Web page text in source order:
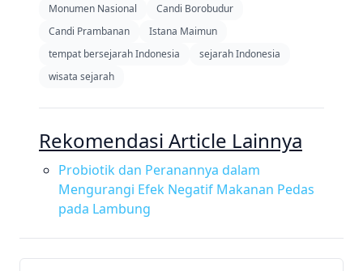
Monumen Nasional
Candi Borobudur
Candi Prambanan
Istana Maimun
tempat bersejarah Indonesia
sejarah Indonesia
wisata sejarah
Rekomendasi Article Lainnya
Probiotik dan Peranannya dalam
Mengurangi Efek Negatif Makanan Pedas
pada Lambung